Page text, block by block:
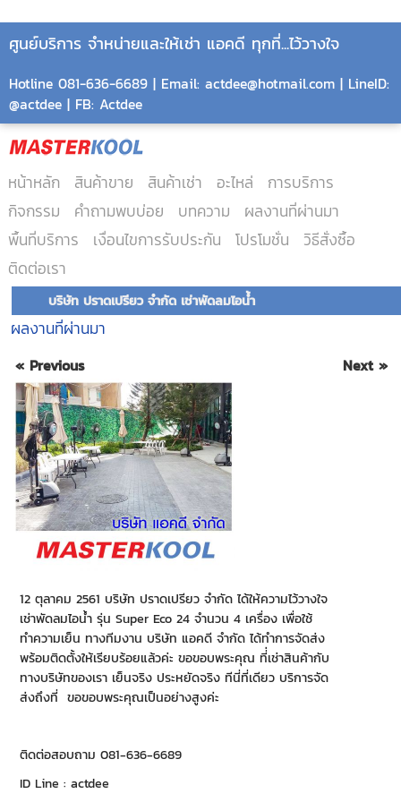
ศูนย์บริการ จำหน่ายและให้เช่า แอคดี ทุกที่...ไว้วางใจ
Hotline 081-636-6689 | Email: actdee@hotmail.com | LineID:
@actdee | FB: Actdee
หน้าหลัก สินค้าขาย สินค้าเช่า อะไหล่
การบริการ
กิจกรรม
คำถามพบบ่อย บทความ
ผลงานที่ผ่านมา
พื้นที่บริการ
เงื่อนไขการรับประกัน โปรโมชั่น
วิธีสั่งซื้อ
ติดต่อเรา
บริษัท ปราดเปรียว จำกัด เช่าพัดลมไอน้ำ
ผลงานที่ผ่านมา
« Previous Next »
12 ตุลาคม 2561 บริษัท ปราดเปรียว จำกัด ได้ให้ความไว้วางใจ
เช่าพัดลมไอน้ำ รุ่น Super Eco 24 จำนวน 4 เครื่อง เพื่อใช้
ทำความเย็น ทางทีมงาน บริษัท แอคดี จำกัด ได้ทำการจัดส่ง
พร้อมติดตั้งให้เรียบร้อยแล้วค่ะ ขอขอบพระคุณ ที่่เช่าสินค้ากับ
ทางบริษัทของเรา เย็นจริง ประหยัดจริง ทีนี่ที่เดียว บริการจัด
ส่งถึงที่ ขอขอบพระคุณเป็นอย่างสูงค่ะ
ติดต่อสอบถาม 081-636-6689
ID Line : actdee